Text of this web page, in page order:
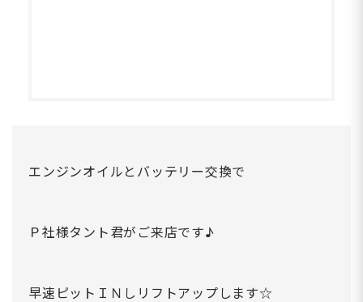
エンジンオイルとバッテリー交換で
Ｐ社様タント君がご来店です♪
早速ピットＩＮしリフトアップします☆